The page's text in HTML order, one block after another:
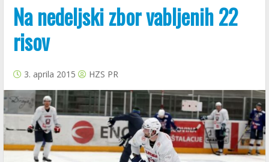
Na nedeljski zbor vabljenih 22
risov
3. aprila 2015 HZS PR